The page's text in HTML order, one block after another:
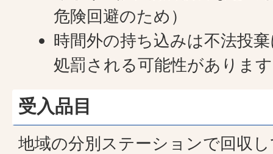
危険回避のため）
時間外の持ち込みは不法投
処罰される可能性がありま
受入品目
地域の分別ステーションで回収